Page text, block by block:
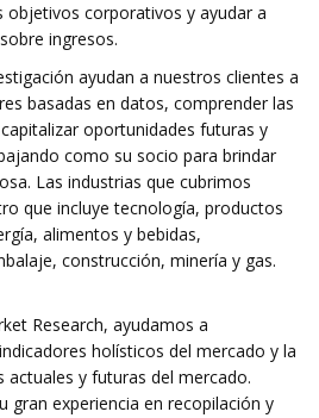
objetivos corporativos y ayudar a
ingresos.
ayudan a nuestros clientes a
basadas en datos, comprender las
oportunidades futuras y
como su socio para brindar
Las industrias que cubrimos
que incluye tecnología, productos
alimentos y bebidas,
construcción, minería y gas.
Research, ayudamos a
holísticos del mercado y la
actuales y futuras del mercado.
gran experiencia en recopilación y